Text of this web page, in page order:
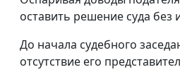
оставить решение суда
До начала судебного
отсутствие его